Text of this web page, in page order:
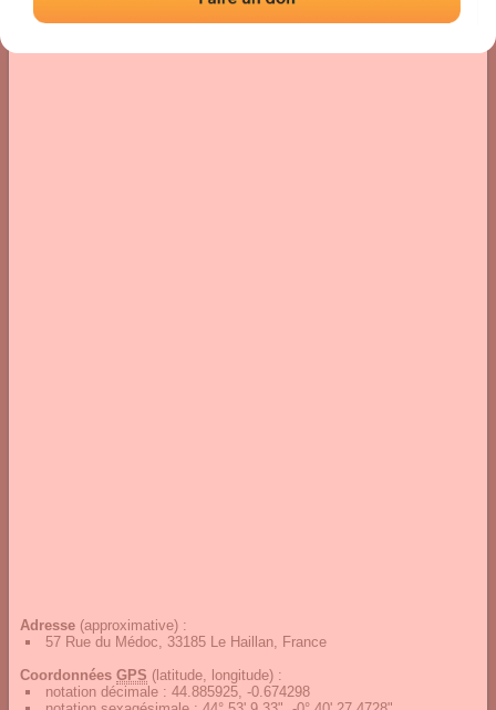
Adresse (approximative) :
57 Rue du Médoc, 33185 Le Haillan, France
Coordonnées GPS (latitude, longitude) :
notation décimale : 44.885925, -0.674298